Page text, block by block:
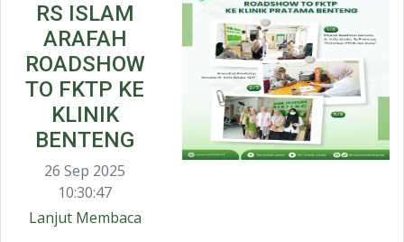
RS ISLAM
ARAFAH
ROADSHOW
TO FKTP KE
KLINIK
BENTENG
26 Sep 2025
10:30:47
Lanjut Membaca